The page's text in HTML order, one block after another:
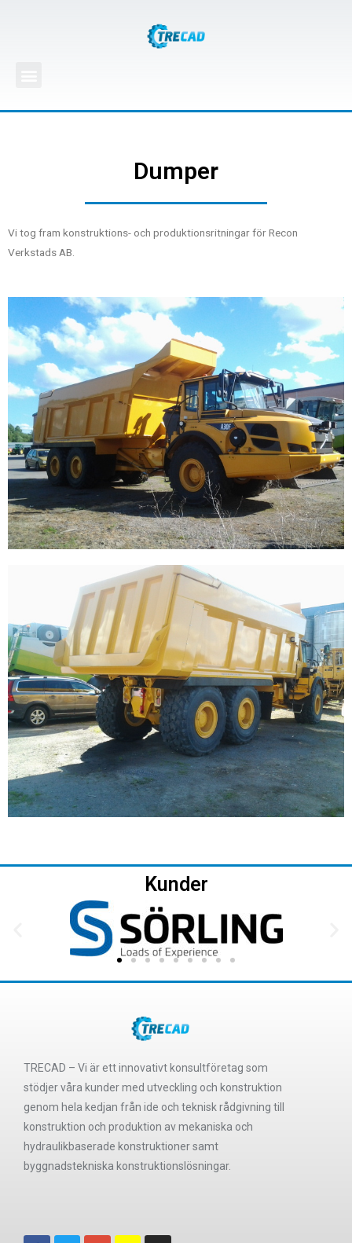
Dumper
Vi tog fram konstruktions- och produktionsritningar för Recon
Verkstads AB.
Kunder
TRECAD – Vi är ett innovativt konsultföretag som
stödjer våra kunder med utveckling och konstruktion
genom hela kedjan från ide och teknisk rådgivning till
konstruktion och produktion av mekaniska och
hydraulikbaserade konstruktioner samt
byggnadstekniska konstruktionslösningar.